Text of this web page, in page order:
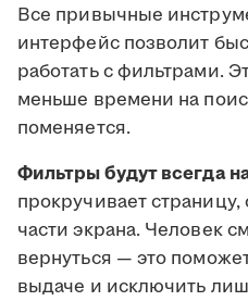
Все привычные
интерфейс позволит
работать с фильтрами.
меньше времени на
поменяется.
Фильтры будут всегда
прокручивает
части экрана. Человек
вернуться — это
выдаче и исключить